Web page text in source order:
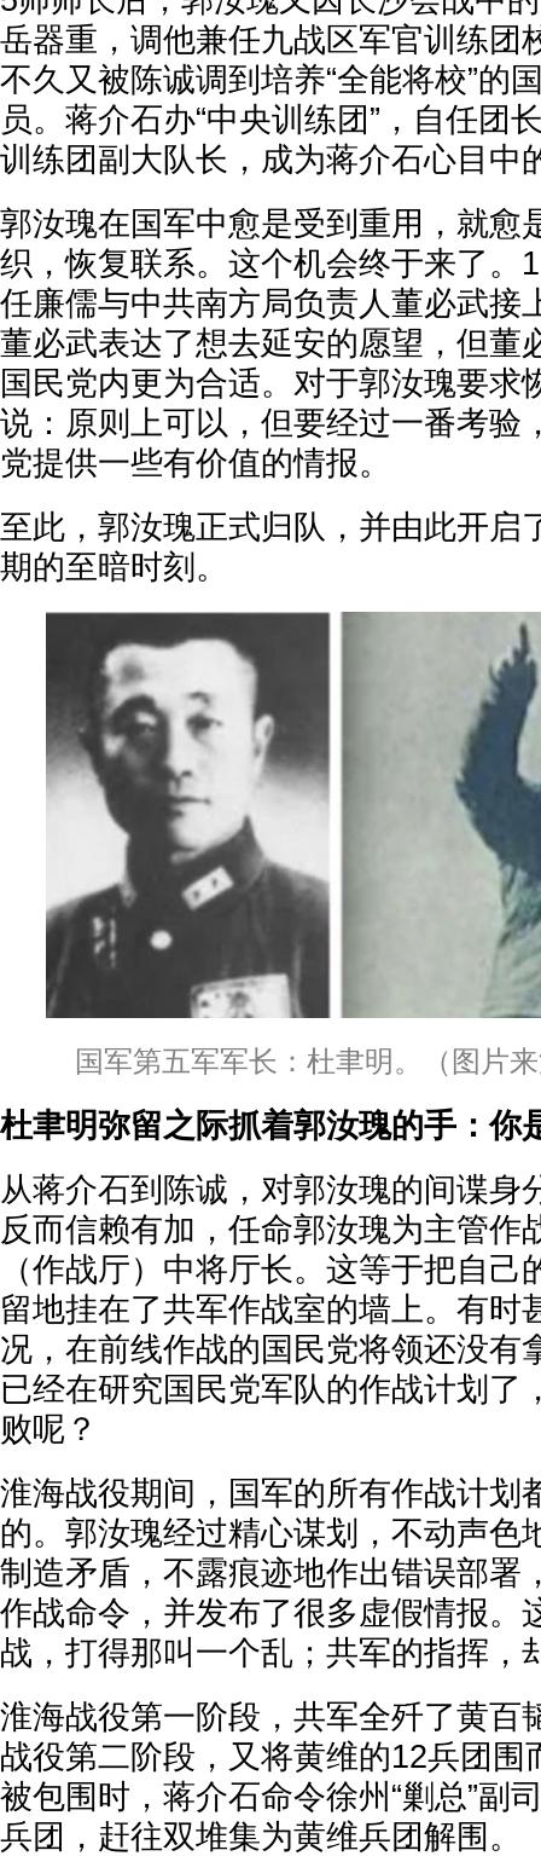
岳器重，调他兼任九战区军官训练团
不久又被陈诚调到培养“全能将校”的
员。蒋介石办“中央训练团”，自任团
训练团副大队长，成为蒋介石心目中
郭汝瑰在国军中愈是受到重用，就愈
织，恢复联系。这个机会终于来了。
任廉儒与中共南方局负责人董必武接
董必武表达了想去延安的愿望，但董
国民党内更为合适。对于郭汝瑰要求
说：原则上可以，但要经过一番考验
党提供一些有价值的情报。
至此，郭汝瑰正式归队，并由此开启
期的至暗时刻。
国军第五军军长：杜聿明。（图片
杜聿明弥留之际抓着郭汝瑰的手：你
从蒋介石到陈诚，对郭汝瑰的间谍身
反而信赖有加，任命郭汝瑰为主管作
（作战厅）中将厅长。这等于把自
留地挂在了共军作战室的墙上。有时
况，在前线作战的国民党将领还没有
已经在研究国民党军队的作战计划了
败呢？
淮海战役期间，国军的所有作战计划
的。郭汝瑰经过精心谋划，不动声色
制造矛盾，不露痕迹地作出错误部署
作战命令，并发布了很多虚假情报。
战，打得那叫一个乱；共军的指挥，
淮海战役第一阶段，共军全歼了黄百
战役第二阶段，又将黄维的12兵团围
被包围时，蒋介石命令徐州“剿总”副
兵团，赶往双堆集为黄维兵团解围。